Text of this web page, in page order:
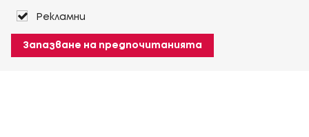
Рекламни
Запазване на предпочитанията